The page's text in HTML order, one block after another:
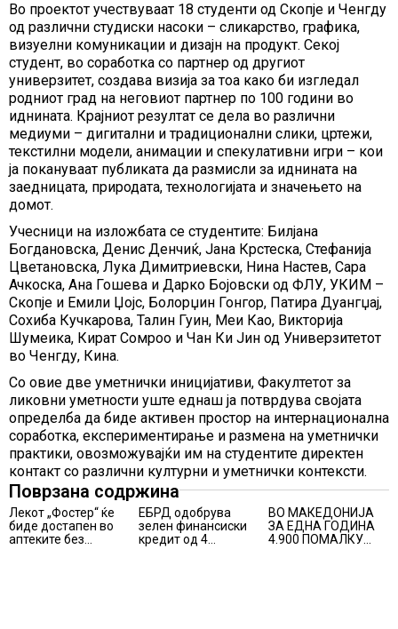
Во проектот учествуваат 18 студенти од Скопје и Ченгду
од различни студиски насоки – сликарство, графика,
визуелни комуникации и дизајн на продукт. Секој
студент, во соработка со партнер од другиот
универзитет, создава визија за тоа како би изгледал
родниот град на неговиот партнер по 100 години во
иднината. Крајниот резултат се дела во различни
медиуми – дигитални и традиционални слики, цртежи,
текстилни модели, анимации и спекулативни игри – кои
ја покануваат публиката да размисли за иднината на
заедницата, природата, технологијата и значењето на
домот.
Учесници на изложбата се студентите: Билјана
Богдановска, Денис Денчиќ, Јана Крстеска, Стефанија
Цветановска, Лука Димитриевски, Нина Настев, Сара
Ачкоска, Ана Гошева и Дарко Бојовски од ФЛУ, УКИМ –
Скопје и Емили Џојс, Болорџин Гонгор, Патира Дуангџај,
Сохиба Кучкарова, Талин Гуин, Меи Као, Викторија
Шумеика, Кират Сомроо и Чан Ки Јин од Универзитетот
во Ченгду, Кина.
Со овие две уметнички иницијативи, Факултетот за
ликовни уметности уште еднаш ја потврдува својата
определба да биде активен простор на интернационална
соработка, експериментирање и размена на уметнички
практики, овозможувајќи им на студентите директен
контакт со различни културни и уметнички контексти.
Поврзана содржина
Лекот „Фостер“ ќе
биде достапен во
аптеките без
ЕБРД одобрува
зелен финансиски
кредит од 4
ВО МАКЕДОНИЈА
ЗА ЕДНА ГОДИНА
4.900 ПОМАЛКУ